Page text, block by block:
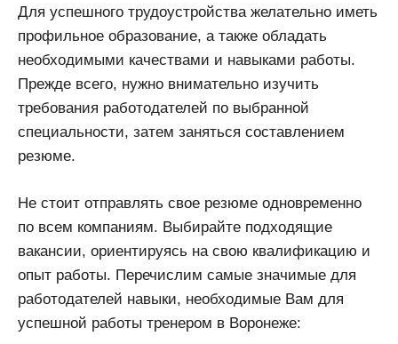
Для успешного трудоустройства желательно иметь
профильное образование, а также обладать
необходимыми качествами и навыками работы.
Прежде всего, нужно внимательно изучить
требования работодателей по выбранной
специальности, затем заняться составлением
резюме.
Не стоит отправлять свое резюме одновременно
по всем компаниям. Выбирайте подходящие
вакансии, ориентируясь на свою квалификацию и
опыт работы. Перечислим самые значимые для
работодателей навыки, необходимые Вам для
успешной работы тренером в Воронеже: